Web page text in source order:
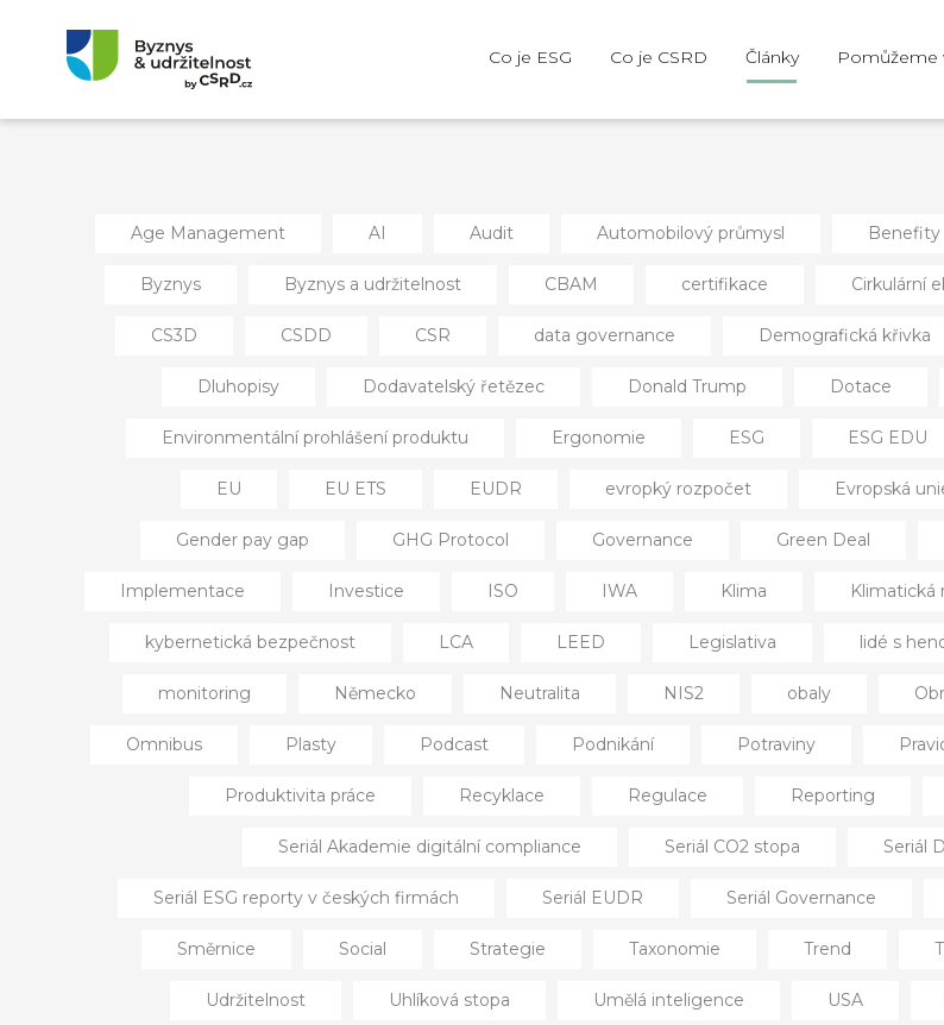
Co je ESG Co je CSRD Články Pomůžeme
Age Management AI Audit Automobilový průmysl Benefity
Byznys Byznys a udržitelnost CBAM certifikace Cirkulární
CS3D CSDD CSR data governance Demografická křivka
Dluhopisy Dodavatelský řetězec Donald Trump Dotace
Environmentální prohlášení produktu Ergonomie ESG ESG EDU
EU EU ETS EUDR evropký rozpočet Evropská
Gender pay gap GHG Protocol Governance Green Deal
Implementace Investice ISO IWA Klima Klimatická
kybernetická bezpečnost LCA LEED Legislativa lidé s
monitoring Německo Neutralita NIS2 obaly
Omnibus Plasty Podcast Podnikání Potraviny
Produktivita práce Recyklace Regulace Reporting
Seriál Akademie digitální compliance Seriál CO2 stopa Seriál
Seriál ESG reporty v českých firmách Seriál EUDR Seriál Governance
Směrnice Social Strategie Taxonomie Trend
Udržitelnost Uhlíková stopa Umělá inteligence USA